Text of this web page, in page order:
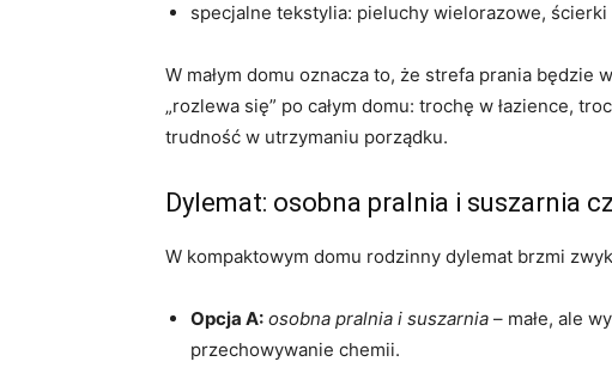
specjalne tekstylia: pieluchy wielorazowe,
W małym domu oznacza to, że strefa prania
„rozlewa się” po całym domu: trochę w łazience,
trudność w utrzymaniu porządku.
Dylemat: osobna pralnia i suszarnia
W kompaktowym domu rodzinny dylemat brzmi
Opcja A: osobna pralnia i suszarnia – małe, ale
przechowywanie chemii.